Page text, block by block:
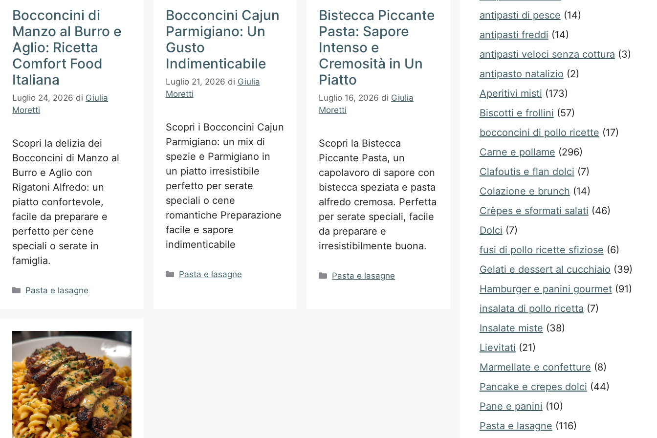
Bocconcini di
Manzo al Burro e
Aglio: Ricetta
Comfort Food
Italiana
Luglio 24, 2026 di Giulia
Moretti
Scopri la delizia dei
Bocconcini di Manzo al
Burro e Aglio con
Rigatoni Alfredo: un
piatto confortevole,
facile da preparare e
perfetto per cene
speciali o serate in
famiglia.
Categorie
Pasta e lasagne
Bocconcini Cajun
Parmigiano: Un
Gusto
Indimenticabile
Luglio 21, 2026 di Giulia
Moretti
Scopri i Bocconcini Cajun
Parmigiano: un mix di
spezie e Parmigiano in
un piatto irresistibile
perfetto per serate
speciali o cene
romantiche Preparazione
facile e sapore
indimenticabile
Categorie
Pasta e lasagne
Bistecca Piccante
Pasta: Sapore
Intenso e
Cremosità in Un
Piatto
Luglio 16, 2026 di Giulia
Moretti
Scopri la Bistecca
Piccante Pasta, un
capolavoro di sapore con
bistecca speziata e pasta
alfredo cremosa. Perfetta
per serate speciali, facile
da preparare e
irresistibilmente buona.
Categorie
Pasta e lasagne
antipasti di pesce (14)
antipasti freddi (14)
antipasti veloci senza cottura (3)
antipasto natalizio (2)
Aperitivi misti (173)
Biscotti e frollini (57)
bocconcini di pollo ricette (17)
Carne e pollame (296)
Clafoutis e flan dolci (7)
Colazione e brunch (14)
Crêpes e sformati salati (46)
Dolci (7)
fusi di pollo ricette sfiziose (6)
Gelati e dessert al cucchiaio (39)
Hamburger e panini gourmet(91)
insalata di pollo ricetta (7)
Insalate miste (38)
Lievitati (21)
Marmellate e confetture (8)
Pancake e crepes dolci (44)
Pane e panini (10)
Pasta e lasagne (116)